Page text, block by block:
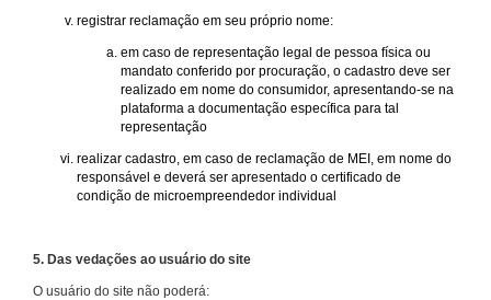
registrar reclamação em seu próprio nome:
em caso de representação legal de pessoa física ou
mandato conferido por procuração, o cadastro deve ser
realizado em nome do consumidor, apresentando-se na
plataforma a documentação específica para tal
representação
realizar cadastro, em caso de reclamação de MEI, em nome do
responsável e deverá ser apresentado o certificado de
condição de microempreendedor individual
5. Das vedações ao usuário do site
O usuário do site não poderá: